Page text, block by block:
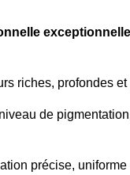
exceptionnelle
riches, profondes
de
précise,